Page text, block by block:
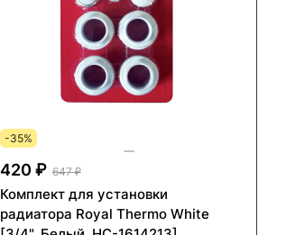
-35%
420 ₽ 647 ₽
Комплект для установки
радиатора Royal Thermo White